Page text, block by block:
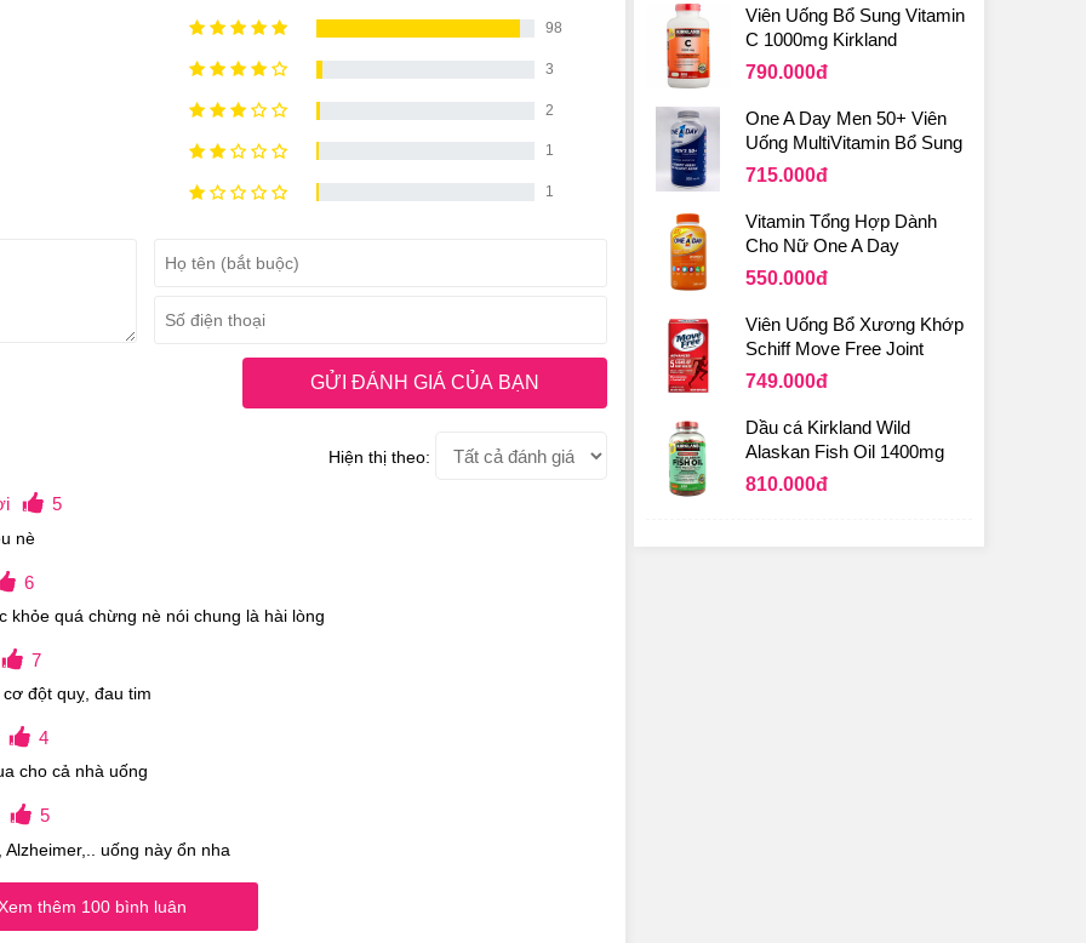
Omega Mini Double Concentrate Của Úc
cơ xơ vữa động mạch.
ghi nhớ, giúp bé thông minh hơn.
mẹ.
thiện chứng mỏi mắt, khô mắt, đau mắt
98
3
2
1
1
GỬI ĐÁNH GIÁ CỦA BẠN
Hiện thị theo:
5
nè
6
khỏe quá chừng nè nói chung là hài lòng
7
đột quỵ, đau tim
4
cho cả nhà uống
5
uống này ổn nha
thêm 100 bình luân
Viên Uống Bổ Sung Vitamin
C 1000mg Kirkland
Signature Của Mỹ
790.000đ
One A Day Men 50+ Viên
Uống MultiVitamin Bổ Sung
Sức Khỏe Cho Nam Trên 50
715.000đ
Vitamin Tổng Hợp Dành
Cho Nữ One A Day
Women's Formula Của Mỹ
550.000đ
Viên Uống Bổ Xương Khớp
Schiff Move Free Joint
Health 200 Viên Của Mỹ
749.000đ
Dầu cá Kirkland Wild
Alaskan Fish Oil 1400mg
Của Mỹ
810.000đ